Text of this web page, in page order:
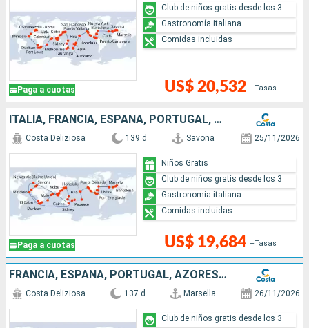
Paga a cuotas US$ 20,532 +Tasas
Club de niños gratis desde los 3
Gastronomía italiana
Comidas incluidas
ITALIA, FRANCIA, ESPAÑA, PORTUGAL, AZORES, ESTADOS UNIDOS, FLORIDA (USA), MÉJICO, ESTADOS UNITOS, HAWÁI, POLINESIA, FIJI, AUSTRALIA, JAPÓN, SUDÁFRICA
Paga a cuotas
Costa Deliziosa 139 d Savona 25/11/2026
US$ 19,684 +Tasas
Niños Gratis
Club de niños gratis desde los 3
Gastronomía italiana
Comidas incluidas
FRANCIA, ESPAÑA, PORTUGAL, AZORES, ESTADOS UNIDOS, FLORIDA (USA), MÉJICO, ESTADOS UNITOS, HAWÁI, POLINESIA, FIJI, AUSTRALIA, JAPÓN, COREA DEL SUR, SUDÁFRICA
Costa Deliziosa 137 d Marsella 26/11/2026
Club de niños gratis desde los 3